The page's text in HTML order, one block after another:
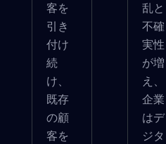
客を
引き
付け
続
け、
既存
の顧
客を
乱と
不確
実性
が増
え、
企業
はデ
ジタ